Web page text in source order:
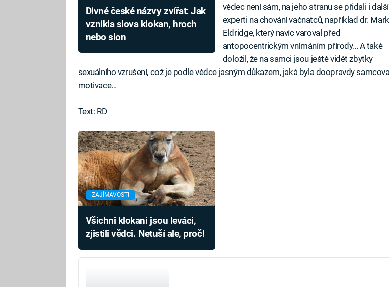
Divné české názvy zvířat: Jak
vznikla slova klokan, hroch
nebo slon
vědec není sám, na jeho stranu se přidali i další
experti na chování vačnatců, například dr. Mark
Eldridge, který navíc varoval před
antopocentrickým vnímáním přírody… A také
doložil, že na samci jsou ještě vidět zbytky
sexuálního vzrušení, což je podle vědce jasným důkazem, jaká byla doopravdy samcova
motivace…
Text: RD
ZAJÍMAVOSTI
Všichni klokani jsou leváci,
zjistili vědci. Netuší ale, proč!